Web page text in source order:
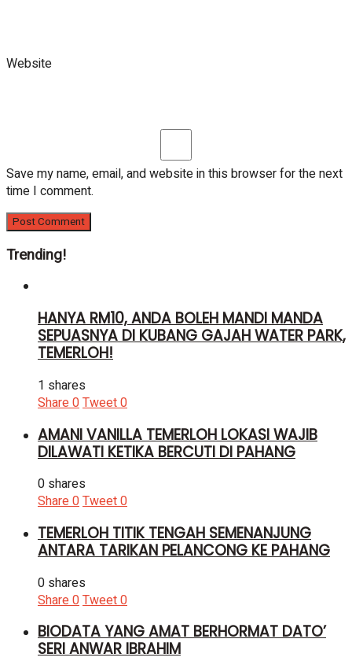
Website
Save my name, email, and website in this browser for the next
time I comment.
Trending!
HANYA RM10, ANDA BOLEH MANDI MANDA
SEPUASNYA DI KUBANG GAJAH WATER PARK,
TEMERLOH!
1 shares
Share0Tweet0
AMANI VANILLA TEMERLOH LOKASI WAJIB
DILAWATI KETIKA BERCUTI DI PAHANG
0 shares
Share0Tweet0
TEMERLOH TITIK TENGAH SEMENANJUNG
ANTARA TARIKAN PELANCONG KE PAHANG
0 shares
Share0Tweet0
BIODATA YANG AMAT BERHORMAT DATO’
SERI ANWAR IBRAHIM